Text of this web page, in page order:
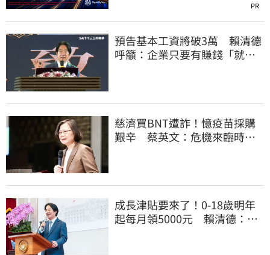
PR
預告基本工資將破3萬 賴清德
呼籲：企業只要有賺錢「就該
慈濟買BNT遭詐！憶疫苗採購
艱辛 蔡英文：危機來臨時務
成長津貼要來了！0-18歲明年
起每月領5000元 賴清德：此